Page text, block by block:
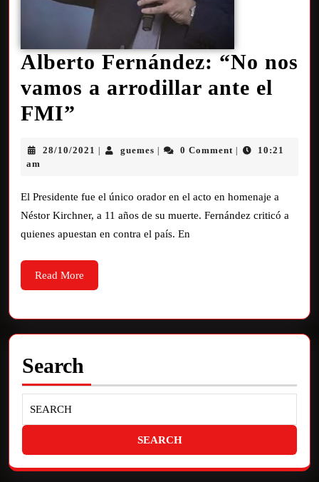
Alberto Fernández: “No nos
vamos a arrodillar ante el
FMI”
28/10/2021 guemes 0 Comment
10:21
am
El Presidente fue el único orador en el acto en homenaje a
Néstor Kirchner, a 11 años de su muerte. Fernández criticó a
quienes apuestan en contra el país. En
Read More
Search